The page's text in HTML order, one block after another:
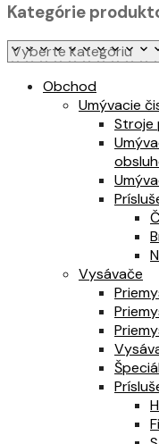
Kategórie
Obchod
Umývacie
Stroje
Vysávače